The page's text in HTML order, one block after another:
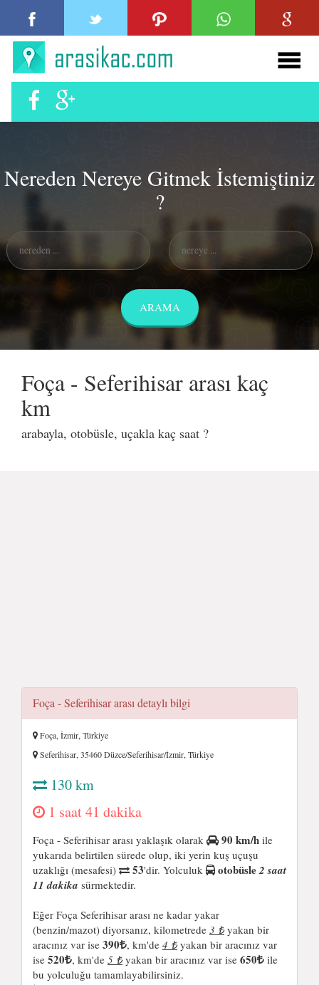
Nereden Nereye Gitmek İstemiştiniz
?
Foça - Seferihisar arası kaç
km
arabayla, otobüsle, uçakla kaç saat ?
Foça - Seferihisar arası detaylı bilgi
Foça, İzmir, Türkiye
Seferihisar, 35460 Düzce/Seferihisar/İzmir, Türkiye
130 km
1 saat 41 dakika
Foça - Seferihisar arası yaklaşık olarak 90 km/h ile
yukarıda belirtilen sürede olup, iki yerin kuş uçuşu
uzaklığı (mesafesi)
53'dir. Yolculuk otobüsle2 saat
11 dakika sürmektedir.
Eğer Foça Seferihisar arası ne kadar yakar
(benzin/mazot) diyorsanız, kilometrede 3 ₺yakan bir
aracınız var ise 390 , km'de 4 ₺yakan bir aracınız var
ise 520 , km'de 5 ₺yakan bir aracınız var ise 650
ile
bu yolculuğu tamamlayabilirsiniz.